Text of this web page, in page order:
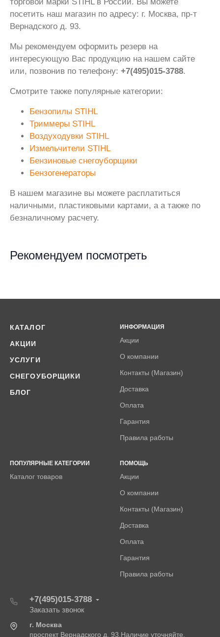
посетить наш магазин по адресу: г. Москва, пр-т
Вернадского д. 93.
Мы рекомендуем оформить резерв на
интересующую Вас продукцию на нашем сайте
или, позвонив по телефону: +7(495)015-3788.
Смотрите также популярные категории:
Бензопилы STIHL
Триммеры STIHL
Воздуходувки STIHL
Измельчители STIHL
Бензиновые снегоуборщики
Бензогенераторы
В нашем магазине вы можете расплатиться
наличными, пластиковыми картами, а а также по
безналичному расчету.
Рекомендуем посмотреть
КАТАЛОГ
АКЦИИ
УСЛУГИ
СНЕГОУБОРЩИКИ
БЛОГ
ИНФОРМАЦИЯ
Акции
О компании
Контакты (Магазин)
Доставка
Оплата
Гарантия
Правила работы
ПОПУЛЯРНЫЕ КАТЕГОРИИ
Каталог товаров
ПОМОЩЬ
Акции
О компании
Контакты (Магазин)
Доставка
Оплата
Гарантия
Правила работы
+7(495)015-3788
Заказать звонок
г. Москва
проспект Вернадского д. 93.Наличие уточняйте.